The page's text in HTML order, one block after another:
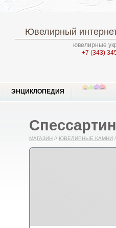
Ювелирный
ювелирные
+7 (343)
ЭНЦИКЛОПЕДИЯ
МАГАЗИН // ЮВЕЛИРНЫЕ КАМНИ